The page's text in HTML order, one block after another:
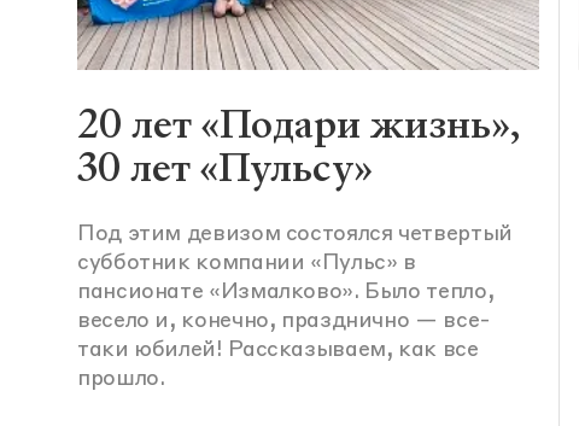
20 лет «Подари жизнь»,
30 лет «Пульсу»
Под этим девизом состоялся четвертый
субботник компании «Пульс» в
пансионате «Измалково». Было тепло,
весело и, конечно, празднично — все-
таки юбилей! Рассказываем, как все
прошло.